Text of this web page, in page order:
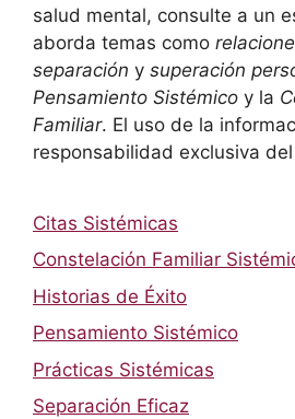
salud mental, consulte a un
aborda temas como
separación y superación
Pensamiento Sistémico y la
Familiar. El uso de la
responsabilidad exclusiva
Citas Sistémicas
Constelación Familiar
Historias de Éxito
Pensamiento Sistémico
Prácticas Sistémicas
Separación Eficaz